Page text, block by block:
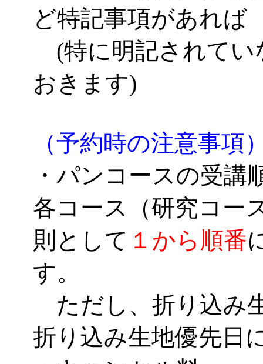
ど特記事項があれば
(特に明記されてい
おきます)
（予約時の注意事項
・パンコースの受講
各コース（研究コー
則として １から順番
す。
ただし、折り込み
折り込み生地優先日